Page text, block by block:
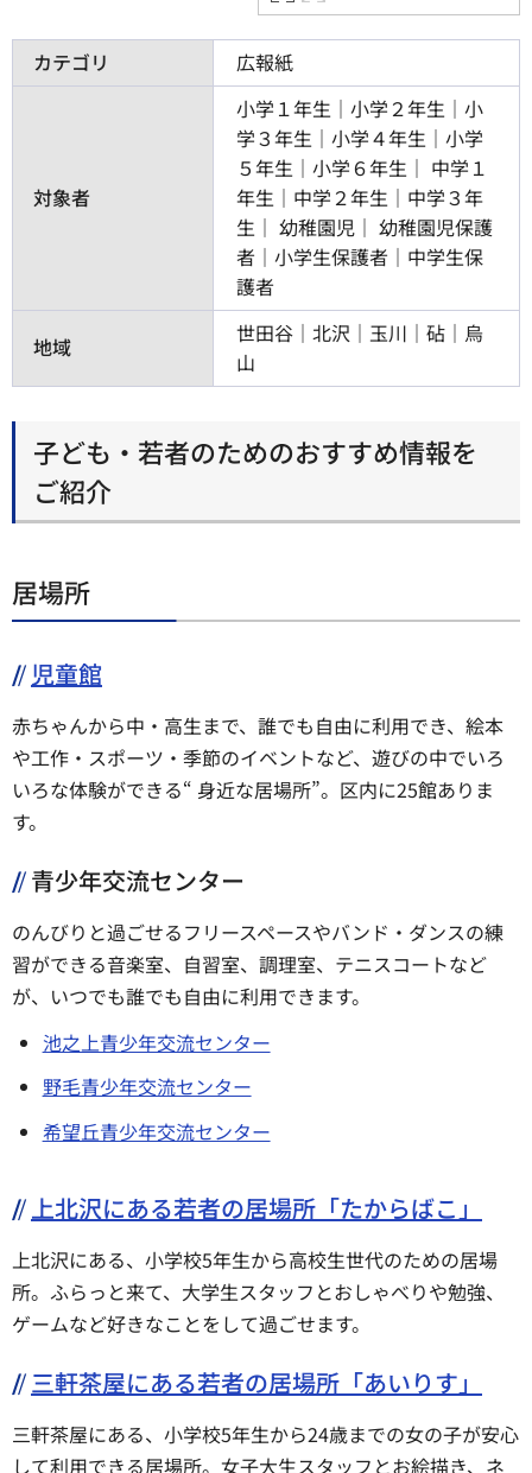
カテゴリ 広報紙
対象者
小学１年生｜小学２年生｜小
学３年生｜小学４年生｜小学
５年生｜小学６年生
中学１
年生｜中学２年生｜中学３年
生
幼稚園児
幼稚園児保護
者｜小学生保護者｜中学生保
護者
地域
世田谷｜北沢｜玉川｜砧｜烏
山
子ども・若者のためのおすすめ情報を
ご紹介
居場所
児童館
赤ちゃんから中・高生まで、誰でも自由に利用でき、絵本
や工作・スポーツ・季節のイベントなど、遊びの中でいろ
いろな体験ができる“ 身近な居場所”。区内に25館ありま
す。
青少年交流センター
のんびりと過ごせるフリースペースやバンド・ダンスの練
習ができる音楽室、自習室、調理室、テニスコートなど
が、いつでも誰でも自由に利用できます。
池之上青少年交流センター
野毛青少年交流センター
希望丘青少年交流センター
上北沢にある若者の居場所「たからばこ」
上北沢にある、小学校5年生から高校生世代のための居場
所。ふらっと来て、大学生スタッフとおしゃべりや勉強、
ゲームなど好きなことをして過ごせます。
三軒茶屋にある若者の居場所「あいりす」
三軒茶屋にある、小学校5年生から24歳までの女の子が安心
して利用できる居場所。女子大生スタッフとお絵描き、ネ